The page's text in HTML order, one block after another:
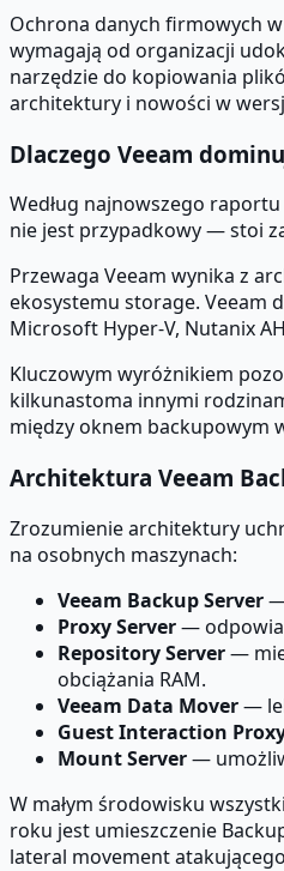
Ochrona danych firmowych
wymagają od organizacji
narzędzie do kopiowania
architektury i nowości w
Dlaczego Veeam
Według najnowszego
nie jest przypadkowy — stoi
Przewaga Veeam wynika z
ekosystemu storage. Veeam
Microsoft Hyper-V, Nutanix
Kluczowym wyróżnikiem
kilkunastoma innymi
między oknem backupowym
Architektura Veeam
Zrozumienie architektury
na osobnych maszynach:
Veeam Backup Server
Proxy Server—
Repository Server—
obciążania RAM.
Veeam Data Mover—
Guest Interaction
Mount Server—
W małym środowisku
roku jest umieszczenie
lateral movement